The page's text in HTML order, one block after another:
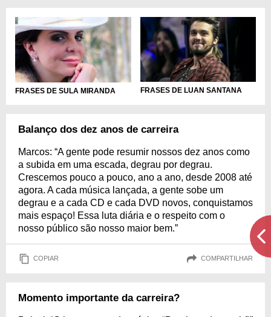
FRASES DE SULA MIRANDA FRASES DE LUAN SANTANA
Balanço dos dez anos de carreira
Marcos: “A gente pode resumir nossos dez anos como
a subida em uma escada, degrau por degrau.
Crescemos pouco a pouco, ano a ano, desde 2008 até
agora. A cada música lançada, a gente sobe um
degrau e a cada CD e cada DVD novos, conquistamos
mais espaço! Essa luta diária e o respeito com o
nosso público são nosso maior bem.”
COPIAR COMPARTILHAR
Momento importante da carreira?